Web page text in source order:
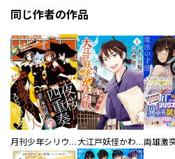
同じ作者の作品
月刊少年シリウス 大江戸妖怪かわら版